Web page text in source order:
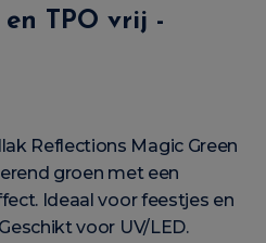
TPO vrij -
Reflections Magic Green
groen met een
Ideaal voor feestjes en
voor UV/LED.